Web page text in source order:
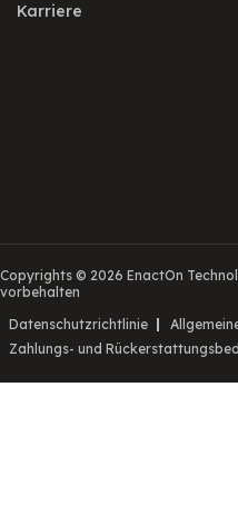
Karriere
Copyrights © 2026 EnactOn
vorbehalten
Datenschutzrichtlinie
Zahlungs- und